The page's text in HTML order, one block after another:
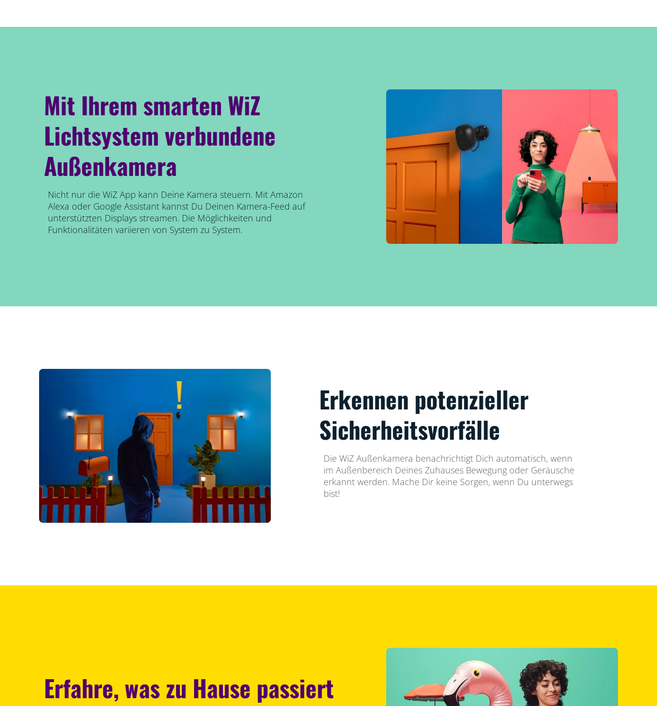
Mit Ihrem smarten WiZ
Lichtsystem verbundene
Außenkamera
Nicht nur die WiZ App kann Deine Kamera steuern. Mit Amazon
Alexa oder Google Assistant kannst Du Deinen Kamera-Feed auf
unterstützten Displays streamen. Die Möglichkeiten und
Funktionalitäten variieren von System zu System.
Erkennen potenzieller
Sicherheitsvorfälle
Die WiZ Außenkamera benachrichtigt Dich automatisch, wenn
im Außenbereich Deines Zuhauses Bewegung oder Geräusche
erkannt werden. Mache Dir keine Sorgen, wenn Du unterwegs
bist!
Erfahre, was zu Hause passiert